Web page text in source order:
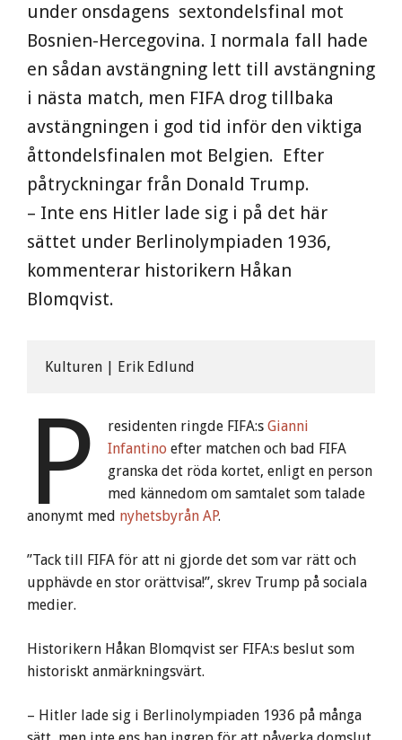
under onsdagens sextondelsfinal mot
Bosnien-Hercegovina. I normala fall hade
en sådan avstängning lett till avstängning
i nästa match, men FIFA drog tillbaka
avstängningen i god tid inför den viktiga
åttondelsfinalen mot Belgien. Efter
påtryckningar från Donald Trump.
– Inte ens Hitler lade sig i på det här
sättet under Berlinolympiaden 1936,
kommenterar historikern Håkan
Blomqvist.
Kulturen | Erik Edlund
P residenten ringde FIFA:sGianni
Infantino efter matchen och bad FIFA
granska det röda kortet, enligt en person
med kännedom om samtalet som talade
anonymt med nyhetsbyrån AP.
”Tack till FIFA för att ni gjorde det som var rätt och
upphävde en stor orättvisa!”, skrev Trump på sociala
medier.
Historikern Håkan Blomqvist ser FIFA:s beslut som
historiskt anmärkningsvärt.
– Hitler lade sig i Berlinolympiaden 1936 på många